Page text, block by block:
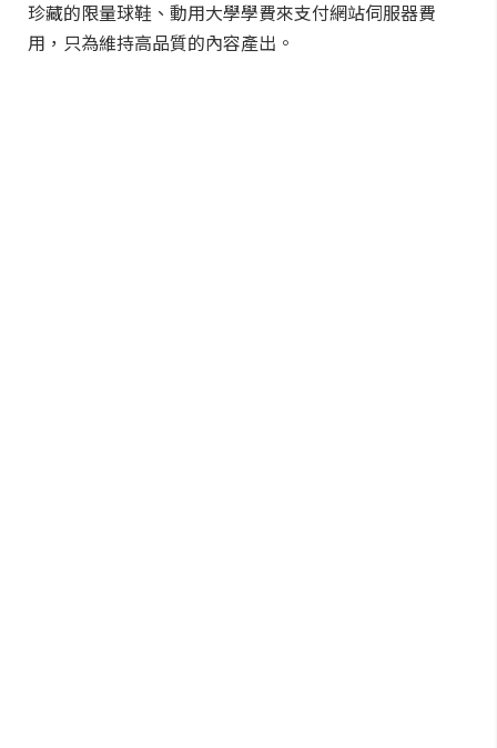
珍藏的限量球鞋、動用大學學費來支付網站伺服器費
用，只為維持高品質的內容產出。